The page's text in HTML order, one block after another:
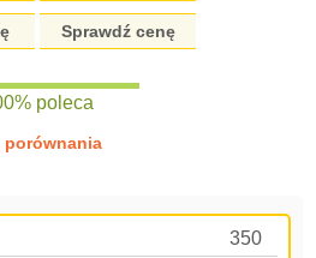
Sprawdź cenę
poleca
porównania
350